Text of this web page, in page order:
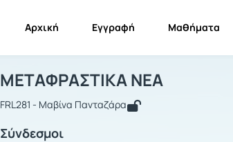
Αρχική Εγγραφή Μαθήματα
Μάθημα : ΜΕΤΑΦΡΑΣΤΙΚΑ ΝΕΑ
ΜΕΤΑΦΡΑΣΤΙΚΑ ΝΕΑ
FRL281 - Μαβίνα Πανταζάρα
Σύνδεσμοι